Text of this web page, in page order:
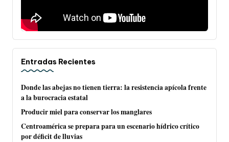
Entradas Recientes
Donde las abejas no tienen tierra: la resistencia apícola frente
a la burocracia estatal
Producir miel para conservar los manglares
Centroamérica se prepara para un escenario hídrico crítico
por déficit de lluvias